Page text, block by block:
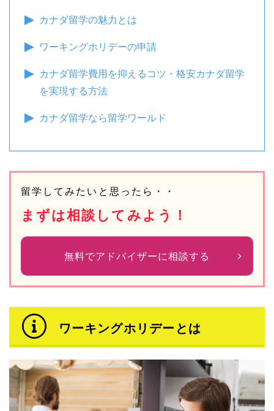
カナダ留学の魅力とは
ワーキングホリデーの申請
カナダ留学費用を抑えるコツ・格安カナダ留学
を実現する方法
カナダ留学なら留学ワールド
留学してみたいと思ったら・・
まずは相談してみよう！
無料でアドバイザーに相談する
ワーキングホリデーとは